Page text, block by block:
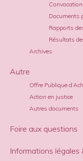
Convocation
Documents
Rapports
Résultats de
Archives
Autre
Offre Publique
Action en justice
Autres documents
Foire aux questions
Informations légales